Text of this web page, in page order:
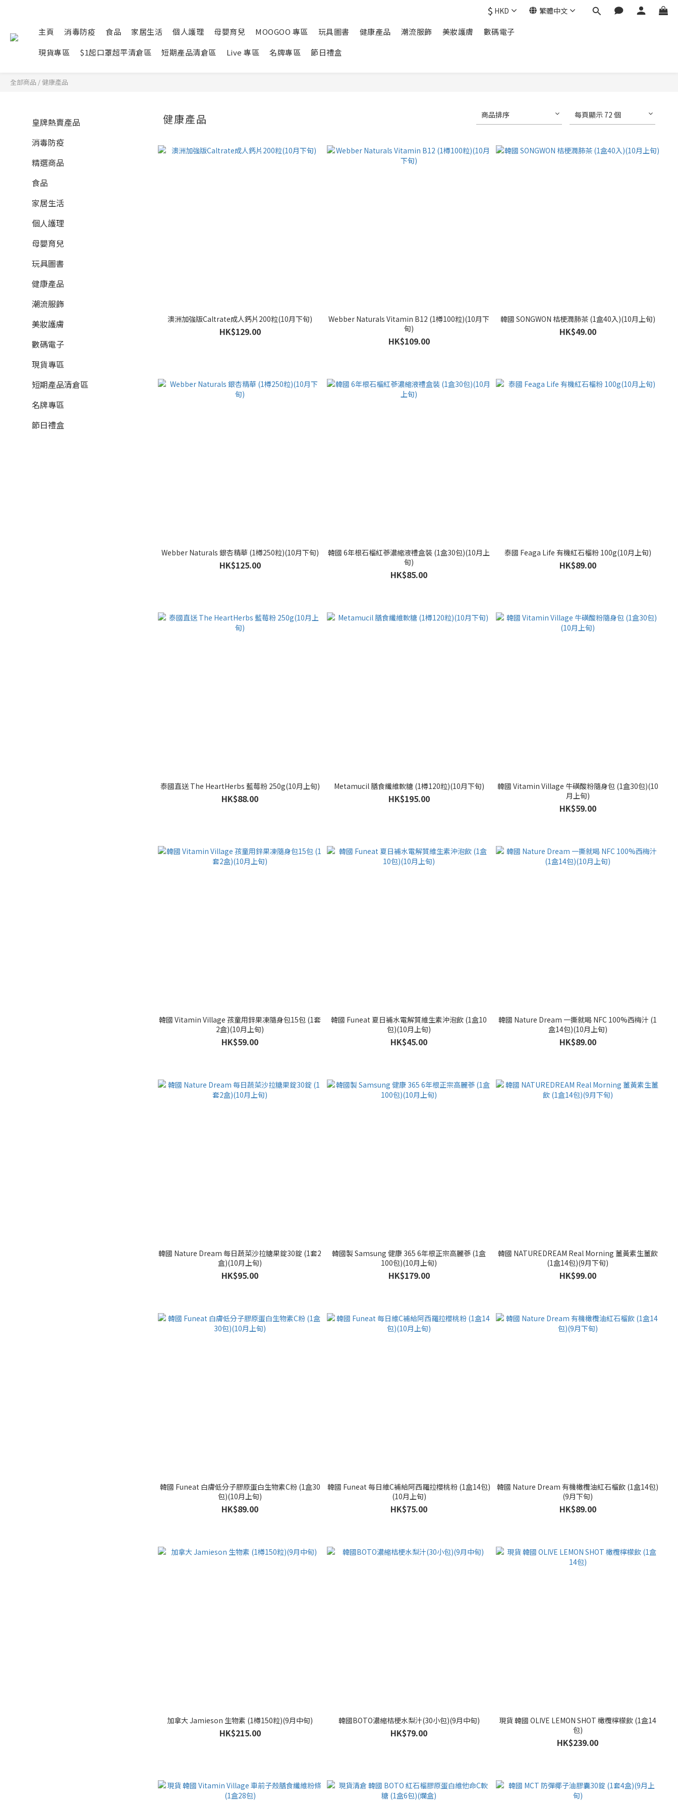
$ HKD 繁體中文
主頁 消毒防疫 食品 家居生活 個人護理 母嬰育兒 MOOGOO 專區 玩具圖書 健康產品 潮流服飾 美妝護膚
數碼電子
現貨專區
$1起口罩超平清倉區 短期產品清倉區 Live 專區 名牌專區 節日禮盒
全部商品 /健康產品
皇牌熱賣產品
消毒防疫
精選商品
食品
家居生活
個人護理
母嬰育兒
玩具圖書
健康產品
潮流服飾
美妝護膚
數碼電子
現貨專區
短期產品清倉區
名牌專區
節日禮盒
健康產品 商品排序 每頁顯示 72 個
澳洲加強版Caltrate成人鈣片200粒(10月下旬)
HK$129.00
Webber Naturals Vitamin B12 (1樽100粒)(10月下
旬)
HK$109.00
韓國 SONGWON 桔梗潤肺茶 (1盒40入)(10月上旬)
HK$49.00
Webber Naturals 銀杏精華 (1樽250粒)(10月下旬)
HK$125.00
韓國 6年根石榴紅蔘濃縮液禮盒裝 (1盒30包)(10月上
旬)
HK$85.00
泰國 Feaga Life 有機紅石榴粉 100g(10月上旬)
HK$89.00
泰國直送 The HeartHerbs 藍莓粉 250g(10月上旬)
HK$88.00
Metamucil 膳食纖維軟糖 (1樽120粒)(10月下旬)
HK$195.00
韓國 Vitamin Village 牛磺酸粉隨身包 (1盒30包)(10
月上旬)
HK$59.00
韓國 Vitamin Village 孩童用鋅果凍隨身包15包 (1套
2盒)(10月上旬)
HK$59.00
韓國 Funeat 夏日補水電解質維生素沖泡飲 (1盒10
包)(10月上旬)
HK$45.00
韓國 Nature Dream 一撕就喝 NFC 100%西梅汁 (1
盒14包)(10月上旬)
HK$89.00
韓國 Nature Dream 每日蔬菜沙拉糖果錠30錠 (1套2
盒)(10月上旬)
HK$95.00
韓國製 Samsung 健康 365 6年根正宗高麗蔘 (1盒
100包)(10月上旬)
HK$179.00
韓國 NATUREDREAM Real Morning 薑黃素生薑飲
(1盒14包)(9月下旬)
HK$99.00
韓國 Funeat 白膚低分子膠原蛋白生物素C粉 (1盒30
包)(10月上旬)
HK$89.00
韓國 Funeat 每日維C補給阿西羅拉櫻桃粉 (1盒14包)
(10月上旬)
HK$75.00
韓國 Nature Dream 有機橄欖油紅石榴飲 (1盒14包)
(9月下旬)
HK$89.00
加拿大 Jamieson 生物素 (1樽150粒)(9月中旬)
HK$215.00
韓國BOTO濃縮桔梗水梨汁(30小包)(9月中旬)
HK$79.00
現貨 韓國 OLIVE LEMON SHOT 橄欖檸檬飲 (1盒14
包)
HK$239.00